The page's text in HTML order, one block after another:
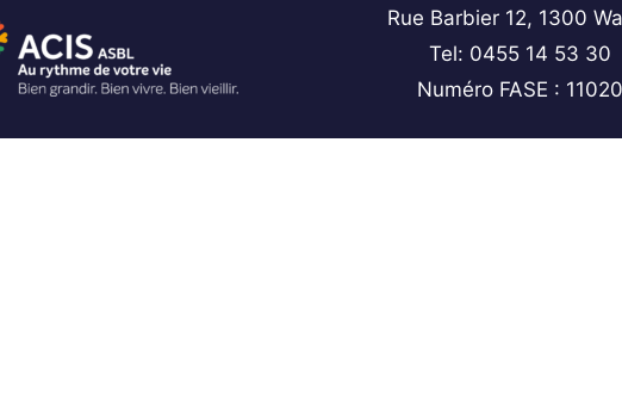
Rue Barbier 12, 1300
Tel: 0455 14 53 30
Numéro FASE : 11020